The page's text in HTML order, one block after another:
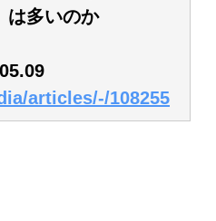
は多いのか
articles/-/108255